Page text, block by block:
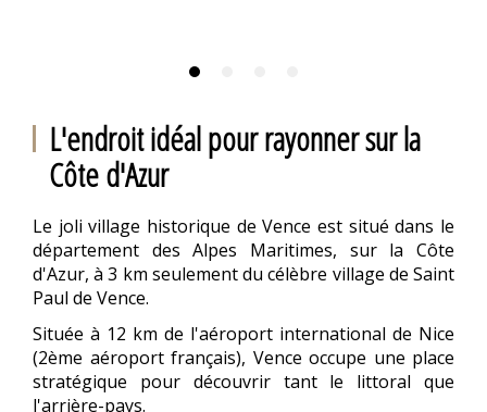
sucré salé, fromage, excellente tarte pomme noix ,
affluence matinale mais les gérants ont une excellente
gestion, rien ne manque, tout est bien rangé, nettoyé et
rempli ...Sans aucun stress apparent , personnel discret et
très souriant et pas du tout buryant ! Une salle climatisée
un très jolie jardin extérieur bien entretenu. L'hôtel est
absolument parfait pour repos et visite de beaux villages
au alentours pour les randonneurs situation
géographique parfaite, au départ de plusieurs randonnées
depuis l'hôtel , pas besoin de prendre la voiture, le top !
centre de Vence. Nous avons pu profiter de la piscine
très tôt, ce fut très agréable, oiseaux chantant, lever de
soleil dans une piscine propre.
L'endroit idéal pour rayonner sur la
Côte d'Azur
Le joli village historique de Vence est situé dans le
département des Alpes Maritimes, sur la Côte
d'Azur, à 3 km seulement du célèbre village de Saint
Paul de Vence.
Située à 12 km de l'aéroport international de Nice
(2ème aéroport français), Vence occupe une place
stratégique pour découvrir tant le littoral que
l'arrière-pays.